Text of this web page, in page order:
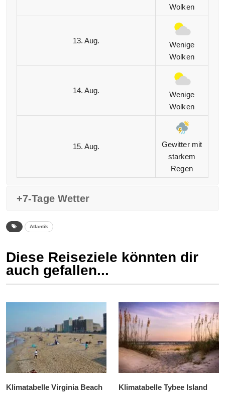
Wolken
13. Aug.
Wenige
Wolken
14. Aug.
Wenige
Wolken
15. Aug.
Gewitter mit
starkem
Regen
+7-Tage Wetter
Atlantik
Diese Reiseziele könnten dir
auch gefallen...
Klimatabelle Virginia Beach Klimatabelle Tybee Island